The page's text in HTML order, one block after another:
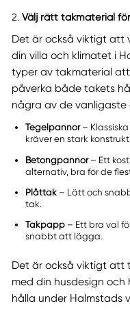
2. Välj rätt takmaterial
Det är också viktigt att
din villa och klimatet i
typer av takmaterial
påverka både takets
några av de vanligaste
Tegelpannor–
kräver en stark
Betongpannor– Ett
alternativ, bra för de
Plåttak– Lätt och
tak.
Takpapp– Ett bra val
snabbt att lägga.
Det är också viktigt att
med din husdesign
hålla under Halmstads